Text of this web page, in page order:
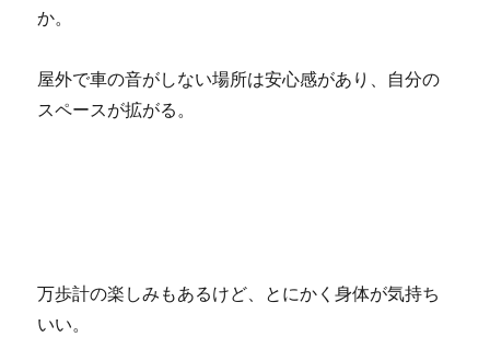
か。
屋外で車の音がしない場所は安心感があり、自分の
スペースが拡がる。
万歩計の楽しみもあるけど、とにかく身体が気持ち
いい。